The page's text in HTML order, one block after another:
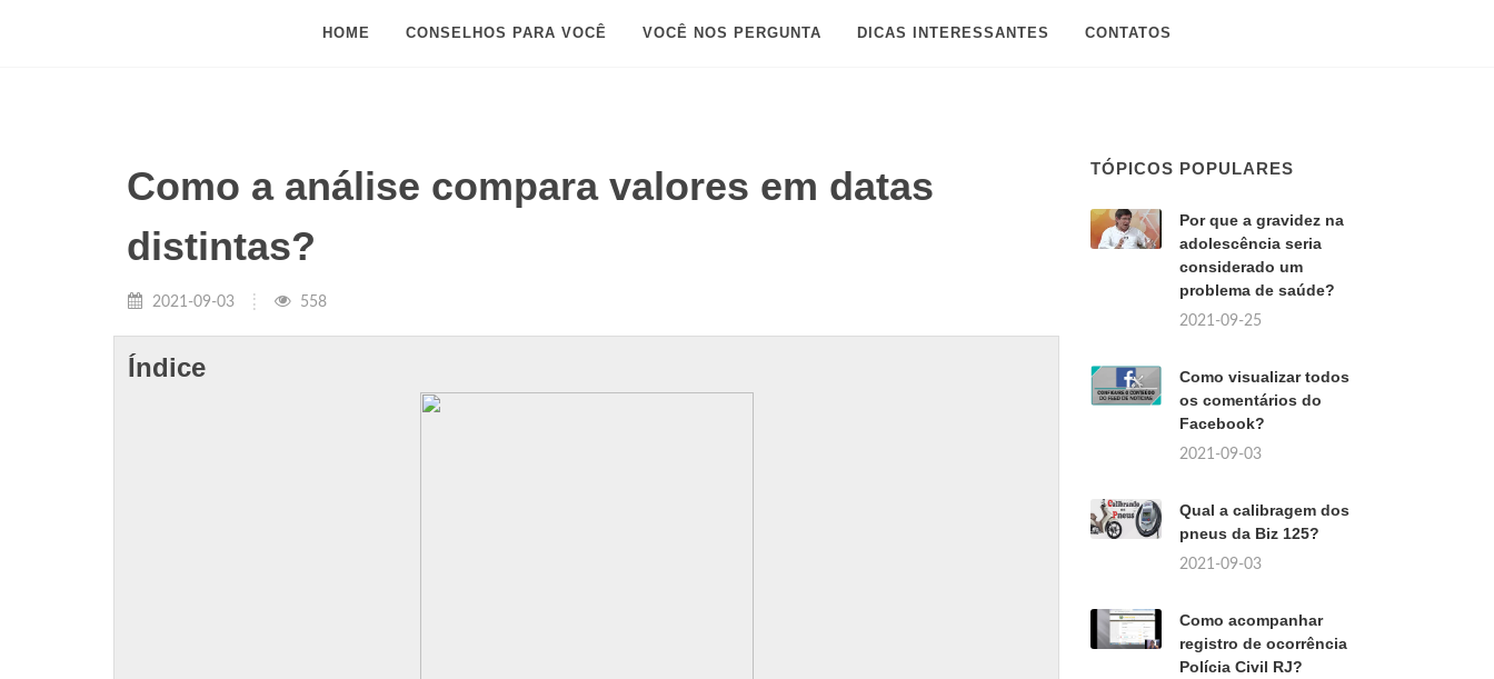
HOME CONSELHOS PARA VOCÊ VOCÊ NOS PERGUNTA DICAS INTERESSANTES CONTATOS
Como a análise compara valores em datas
distintas?
2021-09-03 558
Índice
TÓPICOS POPULARES
Por que a gravidez na
adolescência seria
considerado um
problema de saúde?
2021-09-25
Como visualizar todos
os comentários do
Facebook?
2021-09-03
Qual a calibragem dos
pneus da Biz 125?
2021-09-03
Como acompanhar
registro de ocorrência
Polícia Civil RJ?